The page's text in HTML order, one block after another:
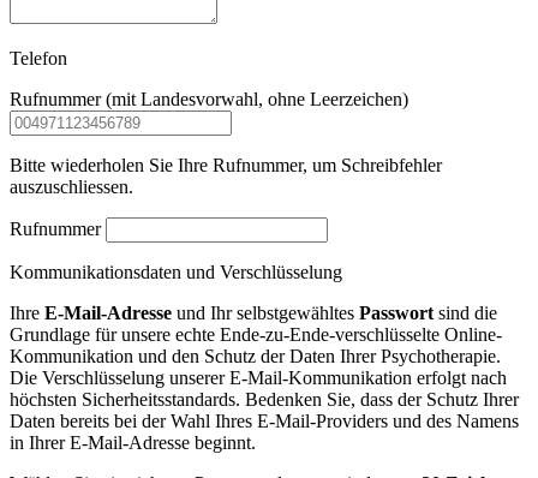
Telefon
Rufnummer (mit Landesvorwahl, ohne Leerzeichen)
Bitte wiederholen Sie Ihre Rufnummer, um Schreibfehler
auszuschliessen.
Rufnummer
Kommunikationsdaten und Verschlüsselung
Ihre E-Mail-Adresse und Ihr selbstgewähltes Passwort sind die
Grundlage für unsere echte Ende-zu-Ende-verschlüsselte Online-
Kommunikation und den Schutz der Daten Ihrer Psychotherapie.
Die Verschlüsselung unserer E-Mail-Kommunikation erfolgt nach
höchsten Sicherheitsstandards. Bedenken Sie, dass der Schutz Ihrer
Daten bereits bei der Wahl Ihres E-Mail-Providers und des Namens
in Ihrer E-Mail-Adresse beginnt.